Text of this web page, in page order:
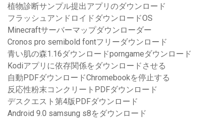
植物診断サンプル提出アプリのダウンロード
フラッシュアンドロイドダウンロードOS
Minecraftサーバーマップダウンローダー
Cronos pro semibold fontフリーダウンロード
青い肌の森1.16ダウンロードporngameダウンロード
Kodiアプリに依存関係をダウンロードさせる
自動PDFダウンロードChromebookを停止する
反応性粉末コンクリートPDFダウンロード
デスクエスト第4版PDFダウンロード
Android 9.0 samsung s8をダウンロード